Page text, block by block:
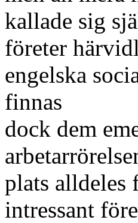
kallade sig
företer
engelska
finnas
dock dem
plats alldeles
intressant